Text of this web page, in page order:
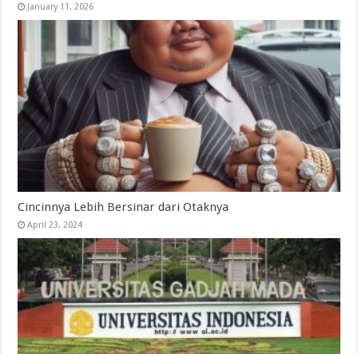
January 11, 2026
Cincinnya Lebih Bersinar dari Otaknya
April 23, 2024